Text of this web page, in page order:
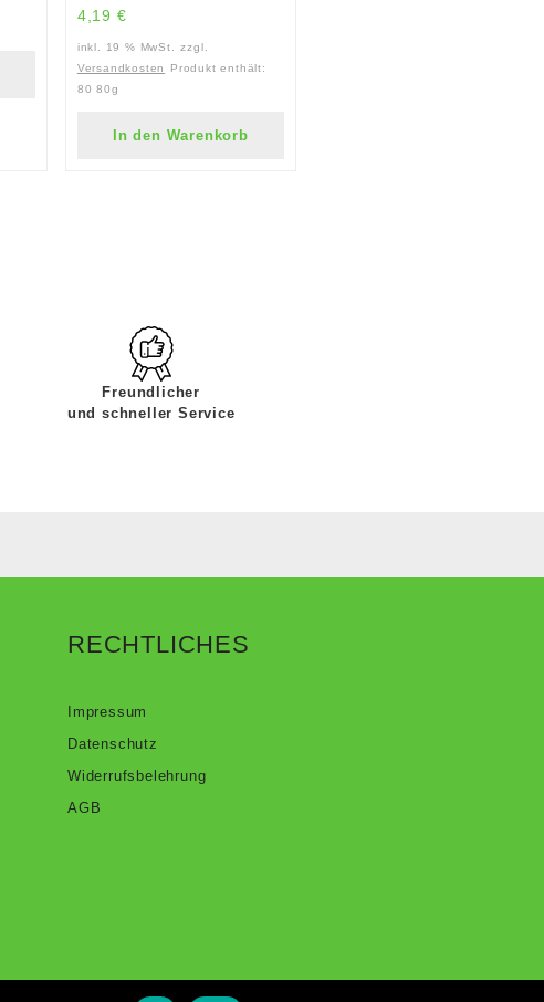
4,19 €
inkl. 19 % MwSt.
zzgl.
Versandkosten
Produkt enthält:
8080g
In den Warenkorb
Freundlicher
und schneller Service
RECHTLICHES
Impressum
Datenschutz
Widerrufsbelehrung
AGB